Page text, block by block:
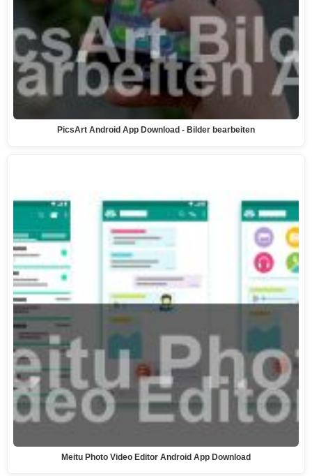
PicsArt Android App Download - Bilder bearbeiten
Meitu Photo Video Editor Android App Download